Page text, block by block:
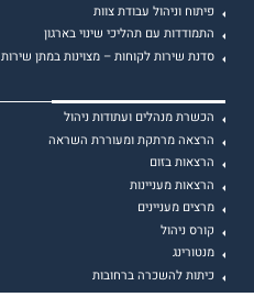
פיתוח וניהול עבודת צוות
התמודדות עם תהליכי שינוי בארגון
סדנת שירות לקוחות – מצוינות במתן שירות
הכשרת מנהלים ועתודות ניהול
הרצאה מרתקת ומעוררת השראה
הרצאות בזום
הרצאות מעניינות
מרצים מעניינים
קורס ניהול
מנטורינג
כיתות להשכרה ברחובות